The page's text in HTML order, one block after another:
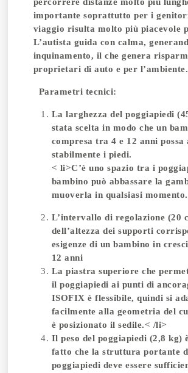
importante soprattutto per i
viaggio risulta molto più piacevole
L’autista guida con calma,
inquinamento, il che genera
proprietari di auto e per l’ambiente.
Parametri tecnici:
La larghezza del poggiapiedi
stata scelta in modo che un
compresa tra 4 e 12 anni
stabilmente i piedi.
< li>C’è uno spazio tra i
bambino può abbassare la
muoverla in qualsiasi momento.
L’intervallo di regolazione (20
dell’altezza dei supporti
esigenze di un bambino in
12 anni
La piastra superiore che
il poggiapiedi ai punti di
ISOFIX è flessibile, quindi si
facilmente alla geometria del
è posizionato il sedile.< /li>
Il peso del poggiapiedi (2,8 kg)
fatto che la struttura portante
poggiapiedi deve essere